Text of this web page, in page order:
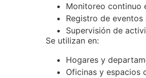
Monitoreo continuo
Registro de eventos
Supervisión de
Se utilizan en:
Hogares y
Oficinas y espacios